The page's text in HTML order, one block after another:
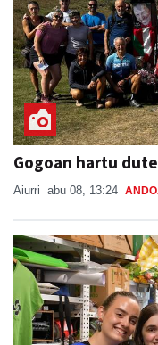
Gogoan hartu
Aiurri abu 08, 13:24